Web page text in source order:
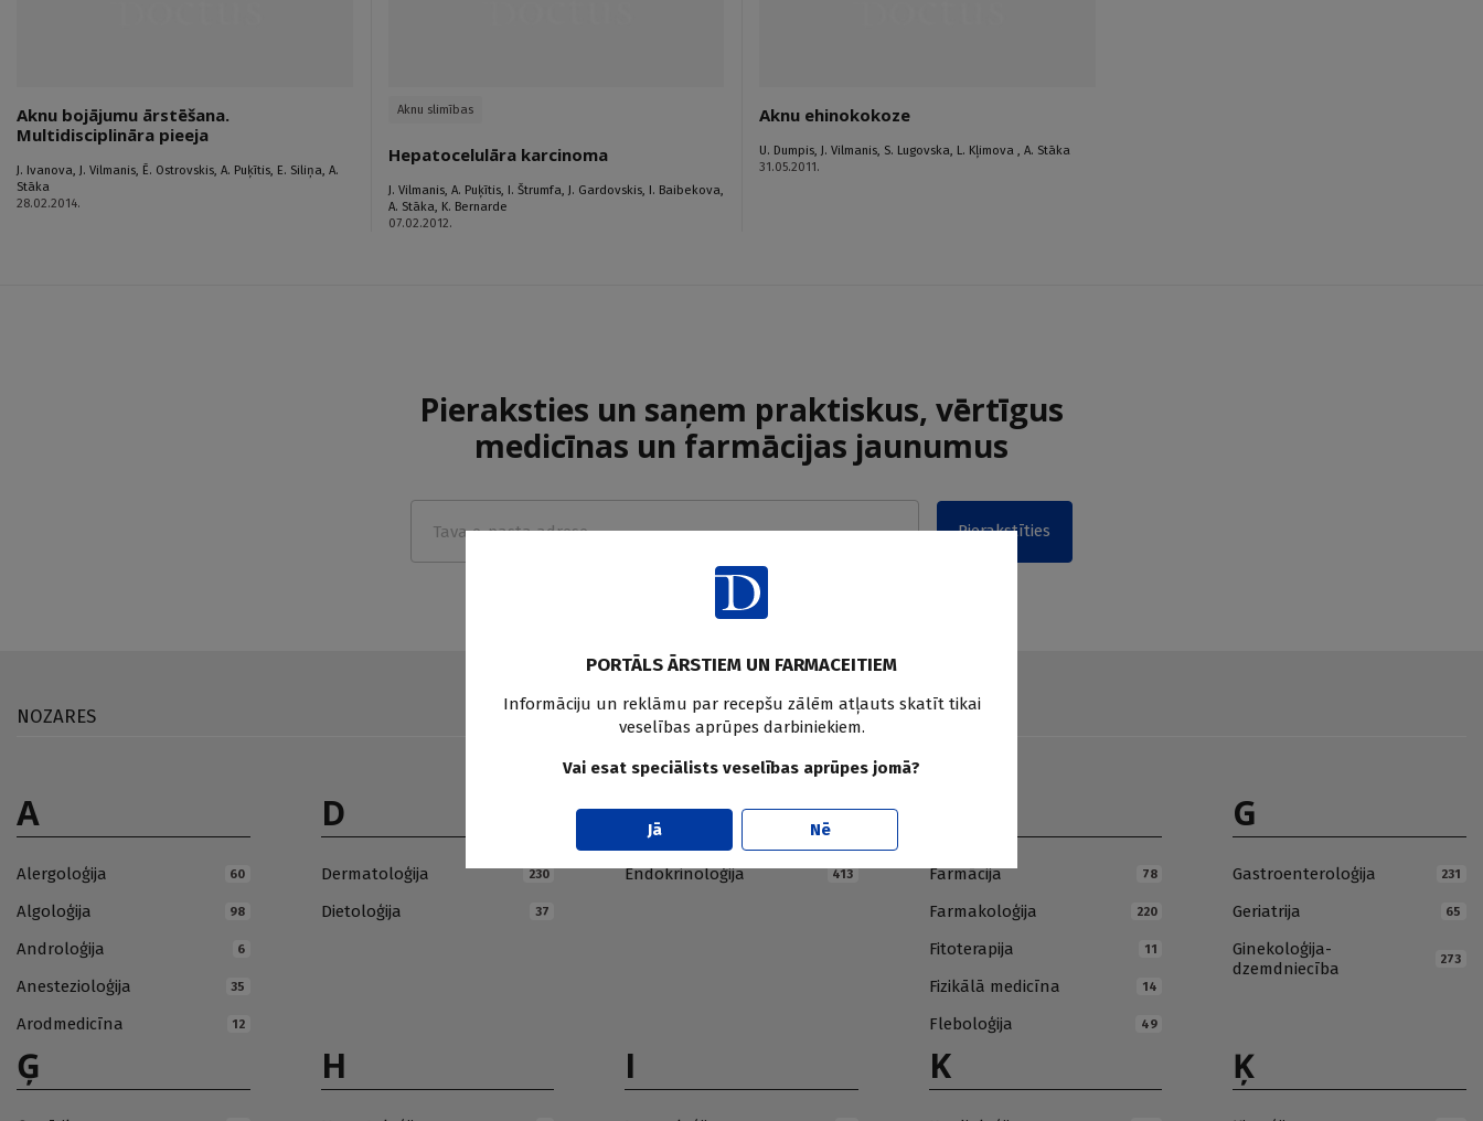
Aknu bojājumu ārstēšana.
Multidisciplināra pieeja
J. Ivanova, J. Vilmanis, Ē. Ostrovskis, A. Puķītis, E. Siliņa, A.
Stāka
28.02.2014.
Aknu slimības
Hepatocelulāra karcinoma
J. Vilmanis, A. Puķītis, I. Štrumfa, J. Gardovskis, I. Baibekova,
A. Stāka, K. Bernarde
07.02.2012.
Aknu ehinokokoze
U. Dumpis, J. Vilmanis, S. Lugovska, L. Kļimova , A. Stāka
31.05.2011.
Pieraksties un saņem praktiskus, vērtīgus
medicīnas un farmācijas jaunumus
Pierakstīties
NOZARES
A
Alergoloģija 60
Algoloģija 98
Androloģija 6
Anestezioloģija 35
Arodmedicīna 12
D
Dermatoloģija 230
Dietoloģija 37
E
Endokrinoloģija 413 Farmācija 78
Farmakoloģija 220
Fitoterapija 11
Fizikālā medicīna 14
Fleboloģija 49
G
Gastroenteroloģija 231
Geriatrija 65
Ginekoloģija-
dzemdniecība
273
Ģ H I K Ķ
PORTĀLS ĀRSTIEM UN FARMACEITIEM
Informāciju un reklāmu par recepšu zālēm atļauts skatīt tikai
veselības aprūpes darbiniekiem.
Vai esat speciālists veselības aprūpes jomā?
Jā Nē